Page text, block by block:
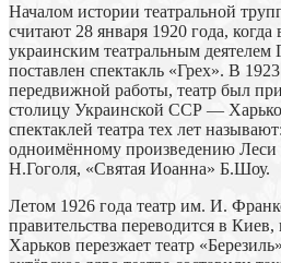
Началом истории театральной
считают 28 января 1920 года,
украинским театральным
поставлен спектакль «Грех». В
передвижной работы, театр был
столицу Украинской ССР —
спектаклей театра тех лет
одноимённому произведению Леси
Н.Гоголя, «Святая Иоанна» Б.Шоу.
Летом 1926 года театр им. И.
правительства переводится в
Харьков перезжает театр